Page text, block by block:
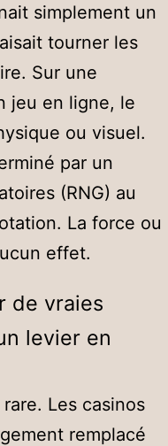
simplement un
tourner les
Sur une
jeu en ligne, le
ou visuel.
par un
(RNG) au
La force ou
effet.
de vraies
levier en
Les casinos
remplacé